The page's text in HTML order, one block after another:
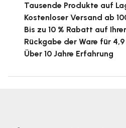
Tausende Produkte auf
Kostenloser Versand ab
Bis zu 10 % Rabatt auf
Rückgabe der Ware für 4,9
Über 10 Jahre Erfahrung